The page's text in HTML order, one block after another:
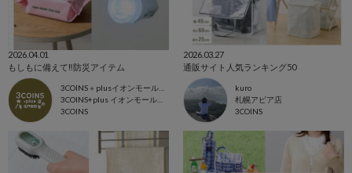
2026.04.01
もしもに備えて‼️防災アイテム
3COINS＋plusイオンモール北戸田店
3COINS+plus イオンモール北戸田店
3COINS
2026.03.27
通販サイト人気ランキング50
kuro
札幌アピア店
3COINS